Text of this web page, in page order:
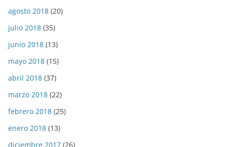
agosto 2018 (20)
julio 2018 (35)
junio 2018 (13)
mayo 2018 (15)
abril 2018 (37)
marzo 2018 (22)
febrero 2018 (25)
enero 2018 (13)
diciembre 2017 (26)